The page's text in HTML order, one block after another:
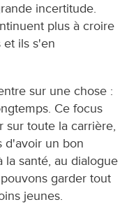
incertitude.
plus à croire
et ils s'en
sur une chose :
Ce focus
sur toute la carrière,
d'avoir un bon
santé, au dialogue
garder tout
jeunes.